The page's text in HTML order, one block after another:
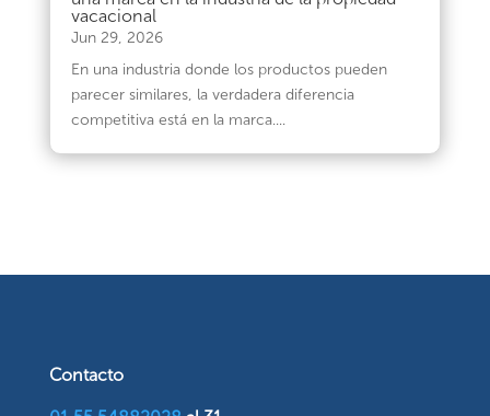
vacacional
Jun 29, 2026
En una industria donde los productos pueden
parecer similares, la verdadera diferencia
competitiva está en la marca....
Contacto